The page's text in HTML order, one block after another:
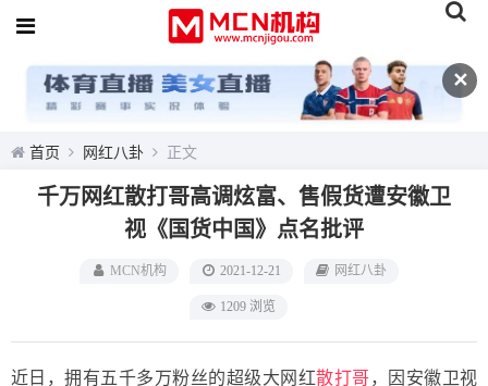
✕
首页 网红八卦 正文
千万网红散打哥高调炫富、售假货遭安徽卫
视《国货中国》点名批评
MCN机构 2021-12-21 网红八卦
1209 浏览
近日，拥有五千多万粉丝的超级大网红散打哥，因安徽卫视